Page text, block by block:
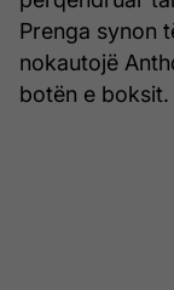
Prenga synon
nokautojë
botën e boksit.